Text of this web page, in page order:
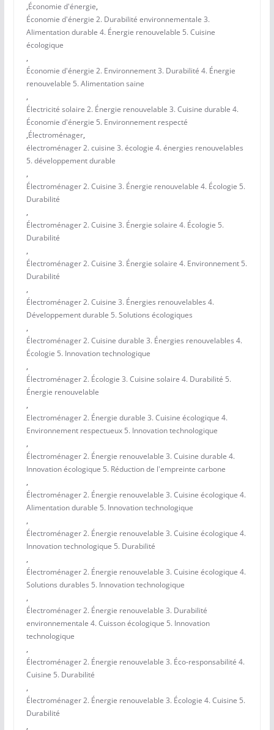
,Économie d'énergie,
Économie d'énergie 2. Durabilité environnementale 3.
Alimentation durable 4. Énergie renouvelable 5. Cuisine
écologique
,
Économie d'énergie 2. Environnement 3. Durabilité 4. Énergie
renouvelable 5. Alimentation saine
,
Électricité solaire 2. Énergie renouvelable 3. Cuisine durable 4.
Économie d'énergie 5. Environnement respecté
,Électroménager,
électroménager 2. cuisine 3. écologie 4. énergies renouvelables
5. développement durable
,
Électroménager 2. Cuisine 3. Énergie renouvelable 4. Écologie 5.
Durabilité
,
Électroménager 2. Cuisine 3. Énergie solaire 4. Écologie 5.
Durabilité
,
Électroménager 2. Cuisine 3. Énergie solaire 4. Environnement 5.
Durabilité
,
Électroménager 2. Cuisine 3. Énergies renouvelables 4.
Développement durable 5. Solutions écologiques
,
Électroménager 2. Cuisine durable 3. Énergies renouvelables 4.
Écologie 5. Innovation technologique
,
Électroménager 2. Écologie 3. Cuisine solaire 4. Durabilité 5.
Énergie renouvelable
,
Electroménager 2. Énergie durable 3. Cuisine écologique 4.
Environnement respectueux 5. Innovation technologique
,
Électroménager 2. Énergie renouvelable 3. Cuisine durable 4.
Innovation écologique 5. Réduction de l'empreinte carbone
,
Électroménager 2. Énergie renouvelable 3. Cuisine écologique 4.
Alimentation durable 5. Innovation technologique
,
Électroménager 2. Énergie renouvelable 3. Cuisine écologique 4.
Innovation technologique 5. Durabilité
,
Électroménager 2. Énergie renouvelable 3. Cuisine écologique 4.
Solutions durables 5. Innovation technologique
,
Électroménager 2. Énergie renouvelable 3. Durabilité
environnementale 4. Cuisson écologique 5. Innovation
technologique
,
Électroménager 2. Énergie renouvelable 3. Éco-responsabilité 4.
Cuisine 5. Durabilité
,
Électroménager 2. Énergie renouvelable 3. Écologie 4. Cuisine 5.
Durabilité
,